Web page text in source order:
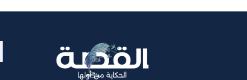
الحكاية من أولها